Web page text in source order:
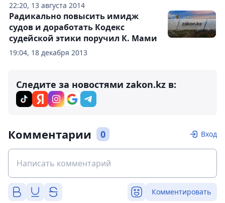
22:20, 13 августа 2014
19:04, 18 декабря 2013
Радикально повысить имидж
судов и доработать Кодекс
судейской этики поручил К. Мами
Следите за новостями zakon.kz в:
Комментарии 0 Вход
Комментировать